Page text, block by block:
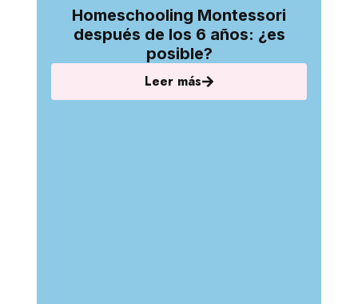
Homeschooling Montessori
después de los 6 años: ¿es
posible?
Leer más